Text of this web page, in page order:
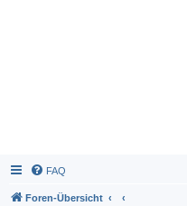
FAQ
Foren-Übersicht